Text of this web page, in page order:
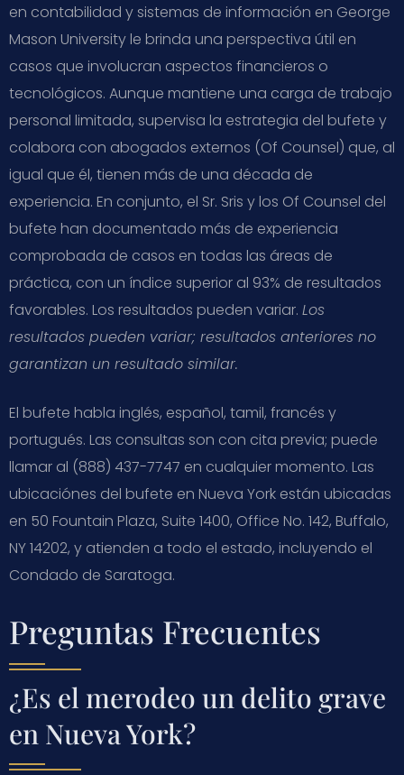
en contabilidad y sistemas de información en George
Mason University le brinda una perspectiva útil en
casos que involucran aspectos financieros o
tecnológicos. Aunque mantiene una carga de trabajo
personal limitada, supervisa la estrategia del bufete y
colabora con abogados externos (Of Counsel) que, al
igual que él, tienen más de una década de
experiencia. En conjunto, el Sr. Sris y los Of Counsel del
bufete han documentado más de experiencia
comprobada de casos en todas las áreas de
práctica, con un índice superior al 93% de resultados
favorables. Los resultados pueden variar. Los
resultados pueden variar; resultados anteriores no
garantizan un resultado similar.
El bufete habla inglés, español, tamil, francés y
portugués. Las consultas son con cita previa; puede
llamar al (888) 437-7747 en cualquier momento. Las
ubicaciónes del bufete en Nueva York están ubicadas
en 50 Fountain Plaza, Suite 1400, Office No. 142, Buffalo,
NY 14202, y atienden a todo el estado, incluyendo el
Condado de Saratoga.
Preguntas Frecuentes
¿Es el merodeo un delito grave
en Nueva York?